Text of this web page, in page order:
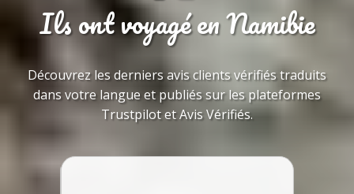
Ils ont voyagé en Namibie
Découvrez les derniers avis clients vérifiés traduits
dans votre langue et publiés sur les plateformes
Trustpilot et Avis Vérifiés.